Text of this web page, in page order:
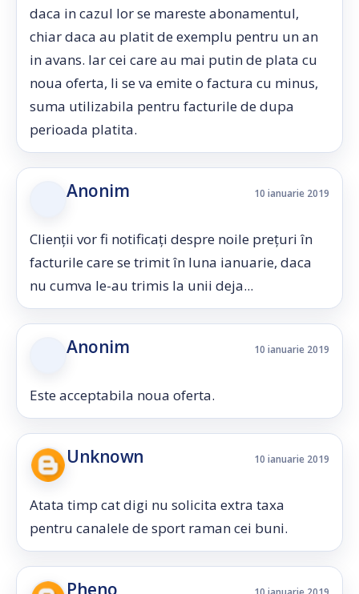
daca in cazul lor se mareste abonamentul,
chiar daca au platit de exemplu pentru un an
in avans. Iar cei care au mai putin de plata cu
noua oferta, li se va emite o factura cu minus,
suma utilizabila pentru facturile de dupa
perioada platita.
Anonim 10 ianuarie 2019
Clienții vor fi notificați despre noile prețuri în
facturile care se trimit în luna ianuarie, daca
nu cumva le-au trimis la unii deja...
Anonim 10 ianuarie 2019
Este acceptabila noua oferta.
Unknown 10 ianuarie 2019
Atata timp cat digi nu solicita extra taxa
pentru canalele de sport raman cei buni.
Pheno